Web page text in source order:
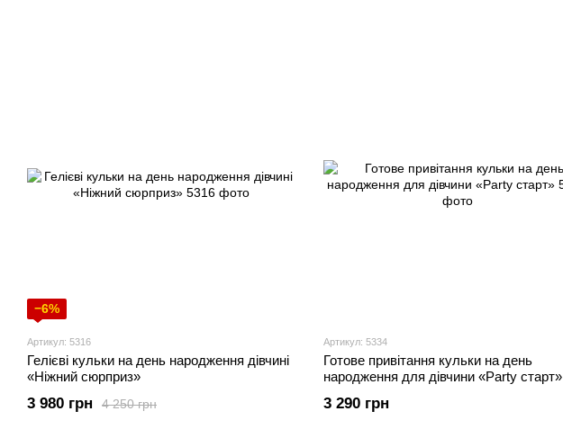
−6%
Артикул: 5316
Гелієві кульки на день народження дівчині
«Ніжний сюрприз»
4 250 грн
3 980 грн
Артикул: 5334
Готове привітання кульки на день
народження для дівчини «Party старт»
3 290 грн